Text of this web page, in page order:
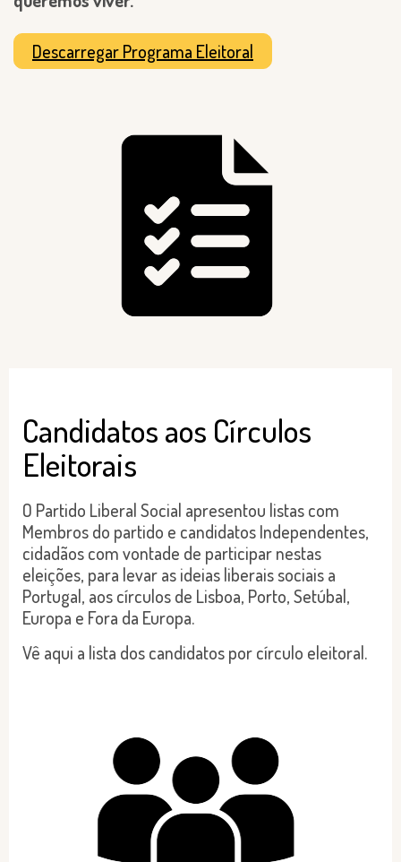
Descarregar Programa Eleitoral
Candidatos aos Círculos
Eleitorais
O Partido Liberal Social apresentou listas com
Membros do partido e candidatos Independentes,
cidadãos com vontade de participar nestas
eleições, para levar as ideias liberais sociais a
Portugal, aos círculos de Lisboa, Porto, Setúbal,
Europa e Fora da Europa.
Vê aqui a lista dos candidatos por círculo eleitoral.